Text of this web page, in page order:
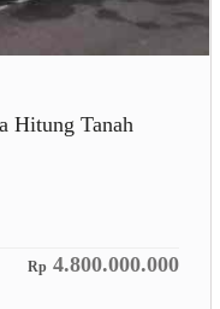
Hitung Tanah
Rp 4.800.000.000